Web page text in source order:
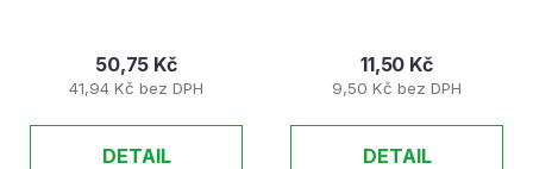
41,94 Kč bez DPH
50,75 Kč
DETAIL
9,50 Kč bez DPH
11,50 Kč
DETAIL